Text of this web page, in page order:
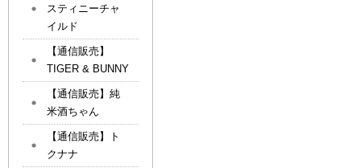
スティニーチャ
イルド
【通信販売】
TIGER & BUNNY
【通信販売】純
米酒ちゃん
【通信販売】ト
クナナ